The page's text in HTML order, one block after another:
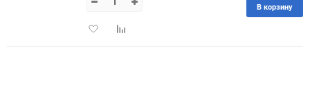
150
ДобавитьДобавить
В корзину